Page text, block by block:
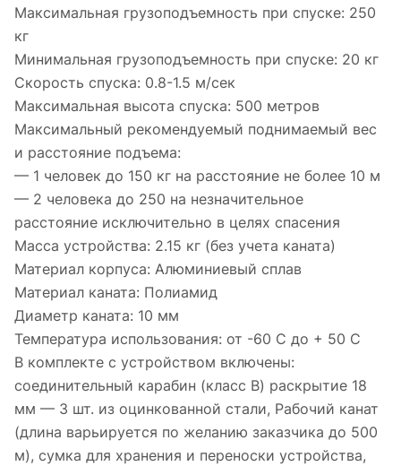
Максимальная грузоподъемность при спуске: 250
кг
Минимальная грузоподъемность при спуске: 20 кг
Скорость спуска: 0.8-1.5 м/сек
Максимальная высота спуска: 500 метров
Максимальный рекомендуемый поднимаемый вес
и расстояние подъема:
— 1 человек до 150 кг на расстояние не более 10 м
— 2 человека до 250 на незначительное
расстояние исключительно в целях спасения
Масса устройства: 2.15 кг (без учета каната)
Материал корпуса: Алюминиевый сплав
Материал каната: Полиамид
Диаметр каната: 10 мм
Температура использования: от -60 C до + 50 С
В комплекте с устройством включены:
соединительный карабин (класс B) раскрытие 18
мм — 3 шт. из оцинкованной стали, Рабочий канат
(длина варьируется по желанию заказчика до 500
м), сумка для хранения и переноски устройства,